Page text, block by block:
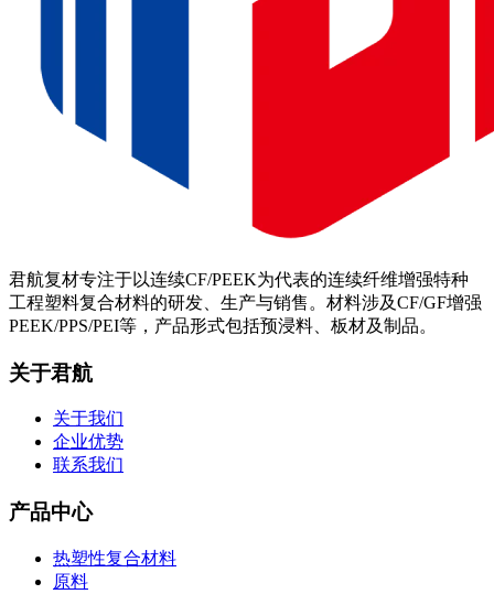
君航复材专注于以连续CF/PEEK为代表的连续纤维增强特种
工程塑料复合材料的研发、生产与销售。材料涉及CF/GF增强
PEEK/PPS/PEI等，产品形式包括预浸料、板材及制品。
关于君航
关于我们
企业优势
联系我们
产品中心
热塑性复合材料
原料